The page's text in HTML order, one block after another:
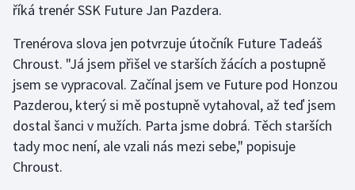
Házená
Judo
Krasobruslení
Lezení
říká trenér SSK Future Jan Pazdera.
Trenérova slova jen potvrzuje útočník Future Tadeáš
Chroust. "Já jsem přišel ve starších žácích a postupně
jsem se vypracoval. Začínal jsem ve Future pod Honzou
Pazderou, který si mě postupně vytahoval, až teď jsem
dostal šanci v mužích. Parta jsme dobrá. Těch starších
tady moc není, ale vzali nás mezi sebe," popisuje
Chroust.